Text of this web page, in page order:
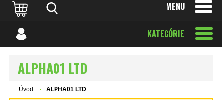
MENU
KATEGÓRIE
ALPHA01 LTD
Úvod ALPHA01 LTD